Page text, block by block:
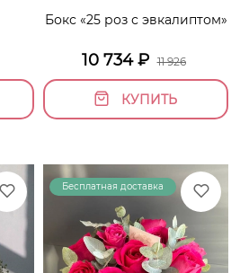
Бокс «25 роз с эвкалиптом»
10 734₽ 11 926
КУПИТЬ
Бесплатная доставка